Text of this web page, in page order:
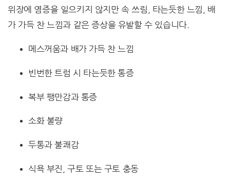
위장에 염증을 일으키지 않지만 속 쓰림, 타는듯한 느낌, 배
가 가득 찬 느낌과 같은 증상을 유발할 수 있습니다.
메스꺼움과 배가 가득 찬 느낌
빈번한 트럼 시 타는듯한 통증
복부 팽만감과 통증
소화 불량
두통과 불쾌감
식욕 부진, 구토 또는 구토 충동